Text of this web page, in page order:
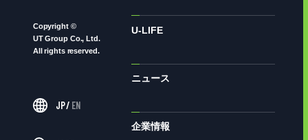
Copyright ©
UT Group Co., Ltd.
All rights reserved.
JP/ EN
U-LIFE
ニュース
企業情報